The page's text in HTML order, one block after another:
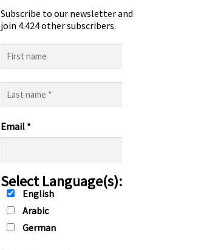
Subscribe to our newsletter and
join 4.424 other subscribers.
name
name
Email *
Select Language(s):
English
Arabic
German